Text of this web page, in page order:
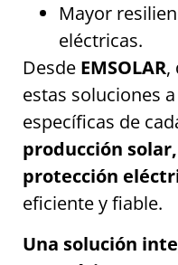
Mayor
eléctricas.
Desde EMSOLAR,
estas soluciones
específicas de
producción
protección
eficiente y fiable.
Una solución